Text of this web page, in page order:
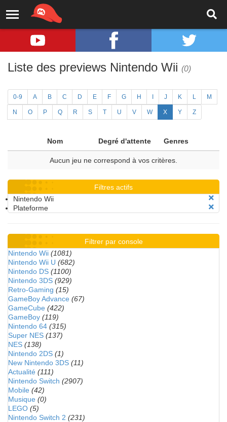
Liste des previews Nintendo Wii (0)
0-9 A B C D E F G H J K L M
N O P Q R S T U V W X Y Z
Nom Degré d'attente Genres
Aucun jeu ne correspond à vos critères.
Filtres actifs
Nintendo Wii
Plateforme
Filtrer par console
Nintendo Wii (1081)
Nintendo Wii U (682)
Nintendo DS (1100)
Nintendo 3DS (929)
Retro-Gaming (15)
GameBoy Advance (67)
GameCube (422)
GameBoy (119)
Nintendo 64 (315)
Super NES (137)
NES (138)
Nintendo 2DS (1)
New Nintendo 3DS (11)
Actualité (111)
Nintendo Switch (2907)
Mobile (42)
Musique (0)
LEGO (5)
Nintendo Switch 2 (231)